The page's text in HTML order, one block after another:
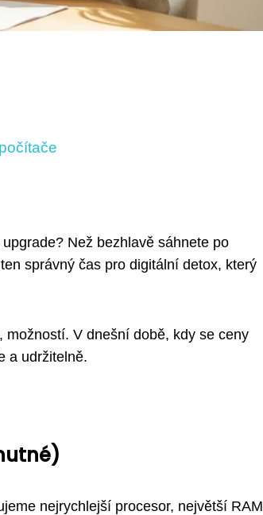
Než bezhlavě sáhnete po
správný čas pro digitální detox, který
V dnešní době, kdy se ceny
a udržitelně.
nejrychlejší procesor, největší RAM